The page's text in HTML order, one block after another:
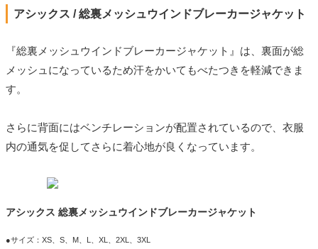
アシックス / 総裏メッシュウインドブレーカージャケット
『総裏メッシュウインドブレーカージャケット』は、裏面が総
メッシュになっているため汗をかいてもべたつきを軽減できま
す。
さらに背面にはベンチレーションが配置されているので、衣服
内の通気を促してさらに着心地が良くなっています。
アシックス 総裏メッシュウインドブレーカージャケット
●サイズ：XS、S、M、L、XL、2XL、3XL